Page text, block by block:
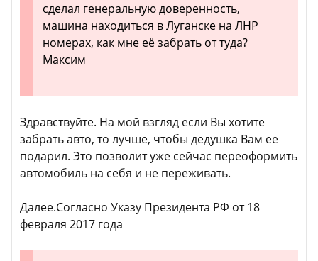
сделал генеральную доверенность,
машина находиться в Луганске на ЛНР
номерах, как мне её забрать от туда?
Максим
Здравствуйте. На мой взгляд если Вы хотите
забрать авто, то лучше, чтобы дедушка Вам ее
подарил. Это позволит уже сейчас переоформить
автомобиль на себя и не переживать.
Далее.Согласно Указу Президента РФ от 18
февраля 2017 года